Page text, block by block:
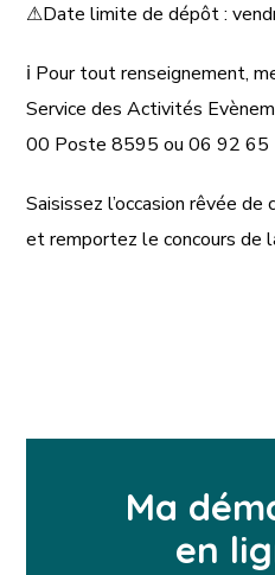
⚠Date limite de dépôt :
ℹ Pour tout renseignement,
Service des Activités
00 Poste 8595 ou 06 92 65
Saisissez l’occasion rêvée de
et remportez le concours de
Ma
en